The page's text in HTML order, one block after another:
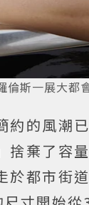
斯一展大都
的風潮
棄了容
都市街